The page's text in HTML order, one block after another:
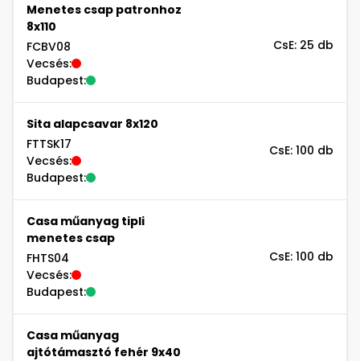
Menetes csap patronhoz
8x110
FCBV08
Vecsés:
Budapest:
CsE: 25 db
Sita alapcsavar 8x120
FTTSK17
Vecsés:
Budapest:
CsE: 100 db
Casa műanyag tipli
menetes csap
FHTS04
Vecsés:
Budapest:
CsE: 100 db
Casa műanyag
ajtótámasztó fehér 9x40